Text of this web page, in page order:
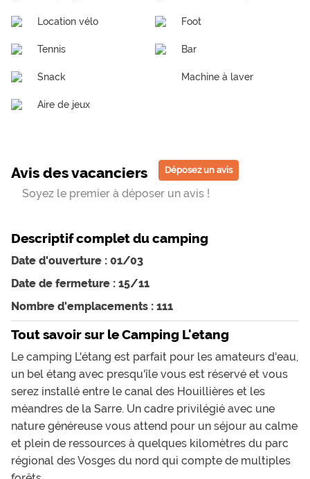
Location vélo Foot
Tennis Bar
Snack Machine à laver
Aire de jeux
Avis des vacanciers Déposez un avis
Soyez le premier à déposer un avis !
Descriptif complet du camping
Date d'ouverture : 01/03
Date de fermeture : 15/11
Nombre d'emplacements : 111
Tout savoir sur le Camping L'etang
Le camping L'étang est parfait pour les amateurs d'eau,
un bel étang avec presqu'île vous est réservé et vous
serez installé entre le canal des Houillières et les
méandres de la Sarre. Un cadre privilégié avec une
nature généreuse vous attend pour un séjour au calme
et plein de ressources à quelques kilomètres du parc
régional des Vosges du nord qui compte de multiples